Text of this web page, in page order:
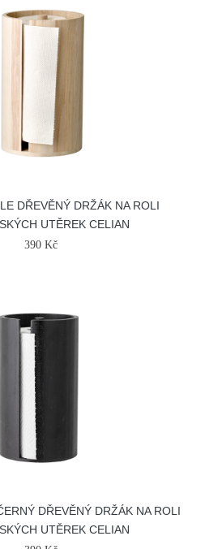
DŘEVĚNÝ DRŽÁK NA ROLI
UTĚREK CELIAN
390 Kč
DŘEVĚNÝ DRŽÁK NA ROLI
UTĚREK CELIAN